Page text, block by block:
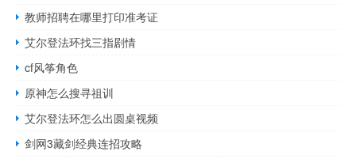
教师招聘在哪里打印准考证
艾尔登法环找三指剧情
cf风筝角色
原神怎么搜寻祖训
艾尔登法环怎么出圆桌视频
剑网3藏剑经典连招攻略